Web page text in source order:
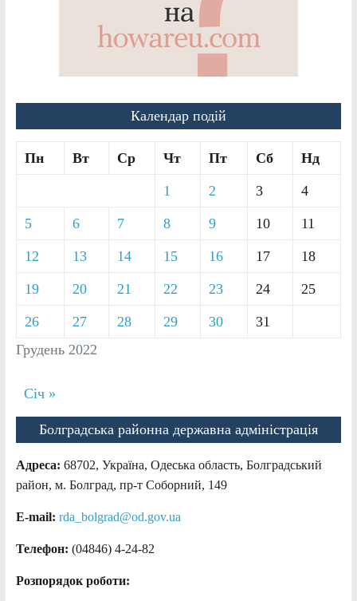
Календар подій
Грудень 2022
Пн Вт Ср Чт Пт Сб Нд
1 2 3 4
5 6 7 8 9 10 11
12 13 14 15 16 17 18
19 20 21 22 23 24 25
26 27 28 29 30 31
Січ »
Болградська районна державна адміністрація
Адреса: 68702, Україна, Одеська область, Болградський
район, м. Болград, пр-т Соборний, 149
E-mail: rda_bolgrad@od.gov.ua
Телефон: (04846) 4-24-82
Розпорядок роботи: